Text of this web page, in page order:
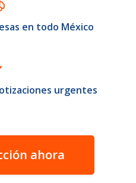
en todo México
urgentes
ahora